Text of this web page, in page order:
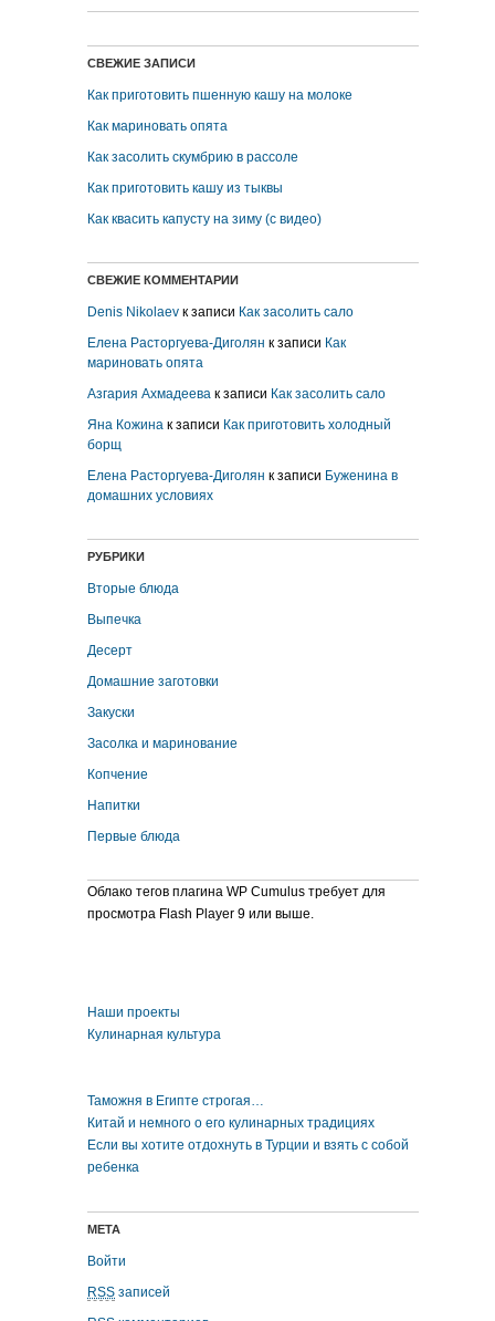
СВЕЖИЕ ЗАПИСИ
Как приготовить пшенную кашу на молоке
Как мариновать опята
Как засолить скумбрию в рассоле
Как приготовить кашу из тыквы
Как квасить капусту на зиму (с видео)
СВЕЖИЕ КОММЕНТАРИИ
Denis Nikolaev к записи Как засолить сало
Елена Расторгуева-Диголян к записи Как
мариновать опята
Азгария Ахмадеева к записи Как засолить сало
Яна Кожина к записи Как приготовить холодный
борщ
Елена Расторгуева-Диголян к записи Буженина в
домашних условиях
РУБРИКИ
Вторые блюда
Выпечка
Десерт
Домашние заготовки
Закуски
Засолка и маринование
Копчение
Напитки
Первые блюда
Облако тегов плагина WP Cumulus требует для
просмотра Flash Player 9 или выше.
Наши проекты
Кулинарная культура
Таможня в Египте строгая…
Китай и немного о его кулинарных традициях
Если вы хотите отдохнуть в Турции и взять с собой
ребенка
МЕТА
Войти
RSS записей